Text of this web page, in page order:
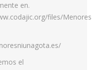
en.
files/Menores
el